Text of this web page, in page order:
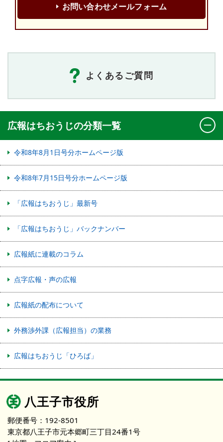
お問い合わせメールフォーム
よくあるご質問
広報はちおうじの分類一覧
令和8年8月1日号分ホームページ版
令和8年7月15日号分ホームページ版
「広報はちおうじ」最新号
「広報はちおうじ」バックナンバー
広報紙に連載のコラム
点字広報・声の広報
広報紙の配布について
外務渉外課（広報担当）の業務
広報はちおうじ「ひろば」
八王子市役所
郵便番号：192-8501
東京都八王子市元本郷町三丁目24番1号